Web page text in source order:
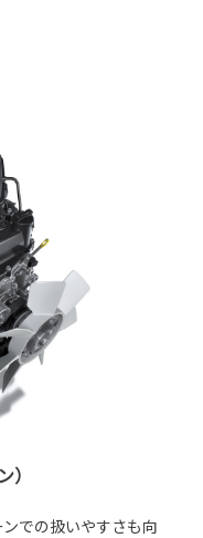
での扱いやすさも向